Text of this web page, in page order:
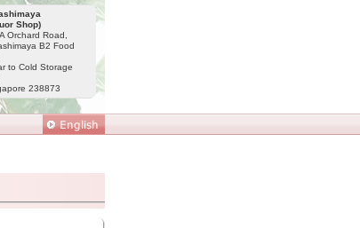
Shop)
Orchard Road,
B2 Food
to Cold Storage
238873